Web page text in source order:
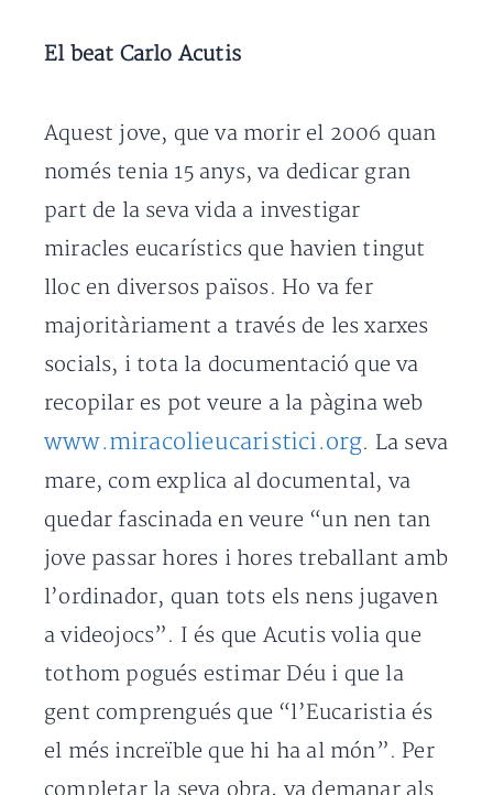
El beat Carlo Acutis
Aquest jove, que va morir el 2006 quan
només tenia 15 anys, va dedicar gran
part de la seva vida a investigar
miracles eucarístics que havien tingut
lloc en diversos països. Ho va fer
majoritàriament a través de les xarxes
socials, i tota la documentació que va
recopilar es pot veure a la pàgina web
www.miracolieucaristici.org. La seva
mare, com explica al documental, va
quedar fascinada en veure “un nen tan
jove passar hores i hores treballant amb
l’ordinador, quan tots els nens jugaven
a videojocs”. I és que Acutis volia que
tothom pogués estimar Déu i que la
gent comprengués que “l’Eucaristia és
el més increïble que hi ha al món”. Per